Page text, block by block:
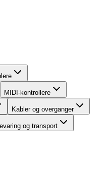
MIDI-kontrollere
Kabler og overganger
og transport